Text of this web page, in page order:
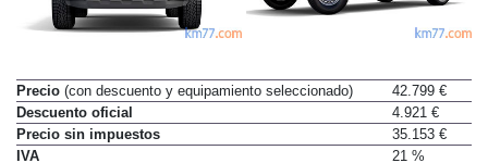
Precio(con descuento y equipamiento seleccionado)
42.799 €
Descuento oficial
4.921 €
Precio sin impuestos
35.153 €